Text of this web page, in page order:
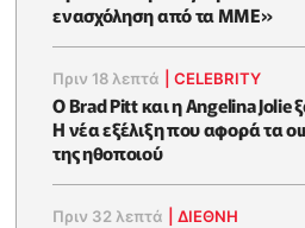
ενασχόληση από τα ΜΜΕ»
Πριν 18 λεπτά |CELEBRITY
Ο Brad Pitt και η Angelina Jolie
Η νέα εξέλιξη που αφορά τα
της ηθοποιού
Πριν 32 λεπτά |ΔΙΕΘΝΗ